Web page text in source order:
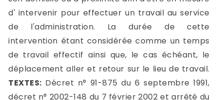
d' intervenir pour effectuer un travail au service
de l'administration. La durée de cette
intervention étant considérée comme un temps
de travail effectif ainsi que, le cas échéant, le
déplacement aller et retour sur le lieu de travail.
TEXTES: Décret n° 91-875 du 6 septembre 1991,
décret n° 2002-148 du 7 février 2002 et arrêté du